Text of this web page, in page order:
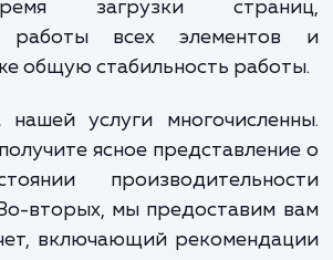
и устранения
вашего
анализ всех
сайта, включая время
загрузки
работы всех
общую стабильность